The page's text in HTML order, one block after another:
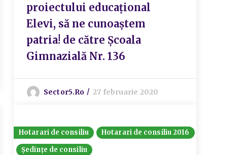
proiectului educațional
Elevi, să ne cunoaștem
patria! de către Școala
Gimnazială Nr. 136
Sector5.ro 27 februarie 2020
Hotarari de consiliu
Hotarari de consiliu 2016
Ședințe de consiliu